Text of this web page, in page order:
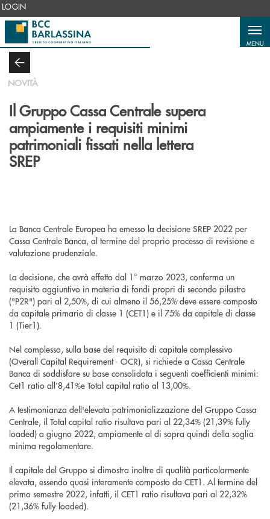
Salta al contenuto principale
LOGIN
MENU
NOVITÀ
Il Gruppo Cassa Centrale supera
ampiamente i requisiti minimi
patrimoniali fissati nella lettera
SREP
La Banca Centrale Europea ha emesso la decisione SREP 2022 per
Cassa Centrale Banca, al termine del proprio processo di revisione e
valutazione prudenziale.
La decisione, che avrà effetto dal 1° marzo 2023, conferma un
requisito aggiuntivo in materia di fondi propri di secondo pilastro
("P2R") pari al 2,50%, di cui almeno il 56,25% deve essere composto
da capitale primario di classe 1 (CET1) e il 75% da capitale di classe
1 (Tier1).
Nel complesso, sulla base del requisito di capitale complessivo
(Overall Capital Requirement - OCR), si richiede a Cassa Centrale
Banca di soddisfare su base consolidata i seguenti coefficienti minimi:
Cet1 ratio all’8,41%e Total capital ratio al 13,00%.
A testimonianza dell'elevata patrimonializzazione del Gruppo Cassa
Centrale, il Total capital ratio risultava pari al 22,34% (21,39% fully
loaded) a giugno 2022, ampiamente al di sopra quindi della soglia
minima regolamentare.
Il capitale del Gruppo si dimostra inoltre di qualità particolarmente
elevata, essendo quasi interamente composto da CET1. Al termine del
primo semestre 2022, infatti, il CET1 ratio risultava pari al 22,32%
(21,36% fully loaded).